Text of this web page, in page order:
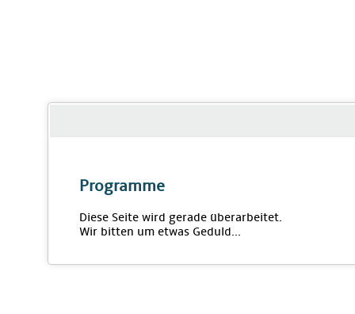
Programme
Diese Seite wird gerade überarbeitet.
Wir bitten um etwas Geduld...